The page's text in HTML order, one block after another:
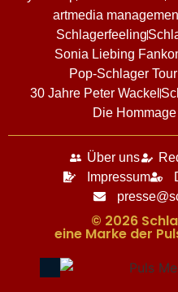
artmedia
Schlagerfeeling
Sonia Liebing
Pop-Schlager
30 Jahre Peter Wackel
Die
Über uns
Impressum
© 2026
eine Marke der